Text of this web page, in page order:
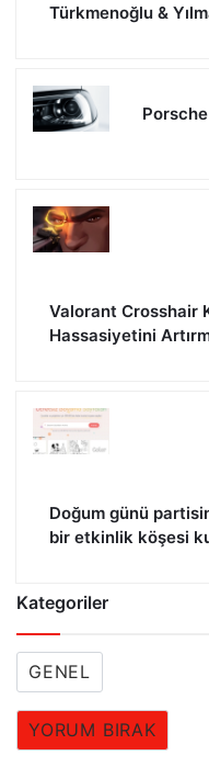
Türkmenoğlu &
Valorant Crosshair
Hassasiyetini
Doğum günü
bir etkinlik köşesi
Kategoriler
GENEL
YORUM BIRAK